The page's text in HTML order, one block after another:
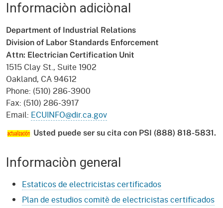
Informaciòn adiciònal
Department of Industrial Relations
Division of Labor Standards Enforcement
Attn: Electrician Certification Unit
1515 Clay St., Suite 1902
Oakland, CA 94612
Phone: (510) 286-3900
Fax: (510) 286-3917
Email: ECUINFO@dir.ca.gov
Usted puede ser su cita con PSI (888) 818-5831.
Informaciòn general
Estaticos de electricistas certificados
Plan de estudios comitè de electricistas certificados